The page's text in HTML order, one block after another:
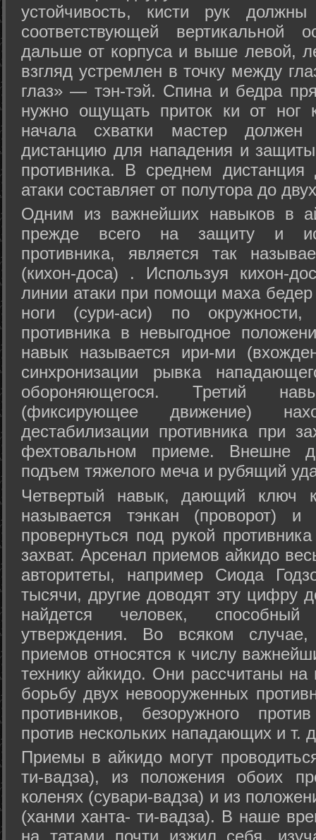
устойчивость, кисти рук
соответствующей
дальше от корпуса и выше левой,
взгляд устремлен в точку между
глаз» — тэн-тэй. Спина и бедра
нужно ощущать приток ки от
начала схватки мастер должен
дистанцию для нападения и
противника. В среднем
атаки составляет от полутора до
Одним из важнейших навыков в
прежде всего на защиту и
противника, является так
(кихон-доса) . Используя кихон-
линии атаки при помощи маха
ноги (сури-аси) по
противника в невыгодное
навык называется ири-ми
синхронизации рывка
обороняющегося. Третий
(фиксирующее движение)
дестабилизации противника при
фехтовальном приеме. Внешне
подъем тяжелого меча и рубящий
Четвертый навык, дающий ключ
называется тэнкан (проворот)
провернуться под рукой
захват. Арсенал приемов айкидо
авторитеты, например Сиода
тысячи, другие доводят эту цифру
найдется человек,
утверждения. Во всяком
приемов относятся к числу
технику айкидо. Они рассчитаны
борьбу двух невооруженных
противников, безоружного
против нескольких нападающих и т.
Приемы в айкидо могут
ти-вадза), из положения обоих
коленях (сувари-вадза) и из
(ханми ханта- ти-вадза). В наше
на татами почти изжил себя,